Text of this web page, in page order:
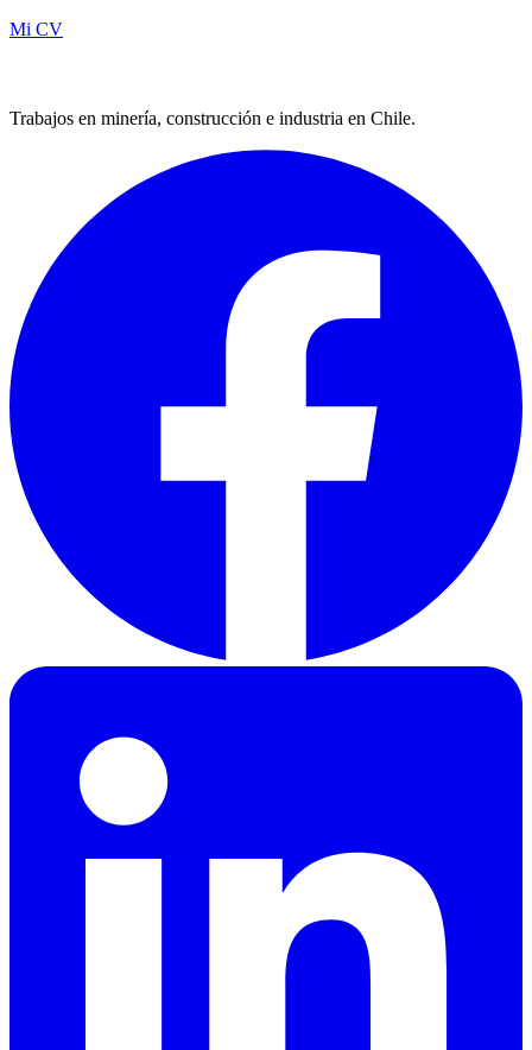
Mi CV
Trabajos en minería, construcción e industria en Chile.